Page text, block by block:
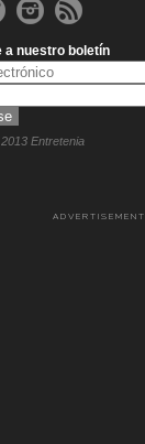
a nuestro boletín
Entretenia
ADVERTISEMENT